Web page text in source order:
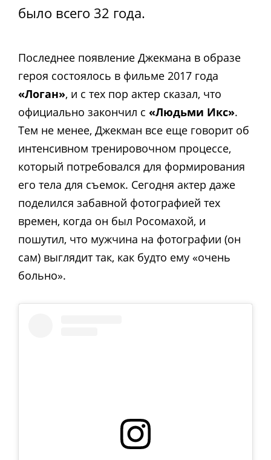
было всего 32 года.
Последнее появление Джекмана в образе
героя состоялось в фильме 2017 года
«Логан», и с тех пор актер сказал, что
официально закончил с «Людьми Икс».
Тем не менее, Джекман все еще говорит об
интенсивном тренировочном процессе,
который потребовался для формирования
его тела для съемок. Сегодня актер даже
поделился забавной фотографией тех
времен, когда он был Росомахой, и
пошутил, что мужчина на фотографии (он
сам) выглядит так, как будто ему «очень
больно».